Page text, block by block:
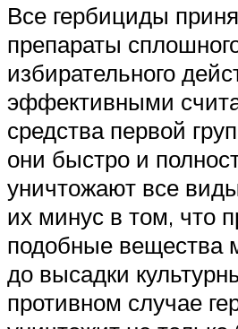
Все гербициды
препараты
избирательного
эффективными
средства первой
они быстро и
уничтожают все
их минус в том, что
подобные вещества
до высадки
противном случае